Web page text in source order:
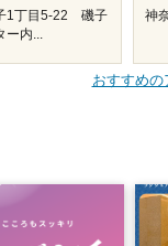
1丁目5-22 磯子
内...
神
おすすめ